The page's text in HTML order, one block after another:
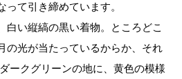
て引き締めています。
白い縦縞の黒い着物。ところどこ
の光が当たっているからか、それ
ークグリーンの地に、黄色の模様